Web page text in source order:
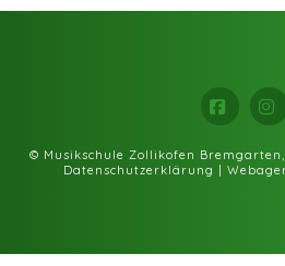
© Musikschule Zollikofen
Datenschutzerklärung